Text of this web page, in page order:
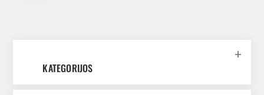
KATEGORIJOS